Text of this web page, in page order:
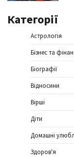
Категорії
Астрологія
Бізнес та
Біографії
Відносини
Вірші
Діти
Домашні
Здоров'я